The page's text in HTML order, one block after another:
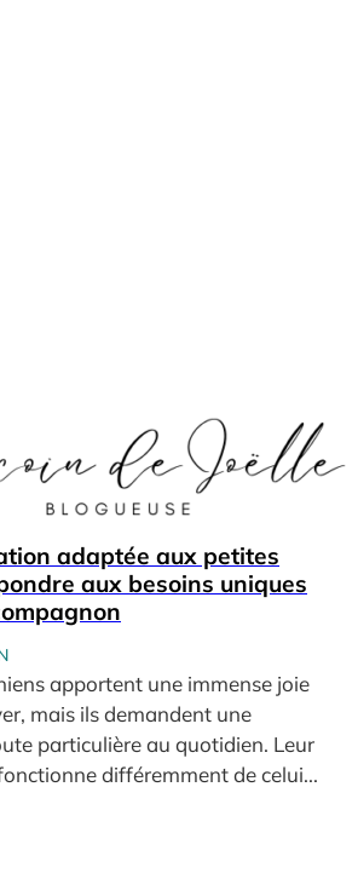
adaptée aux petites
aux besoins uniques
apportent une immense joie
mais ils demandent une
particulière au quotidien. Leur
différemment de celui...